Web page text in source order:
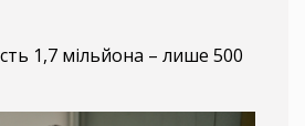
1,7 мільйона – лише 500